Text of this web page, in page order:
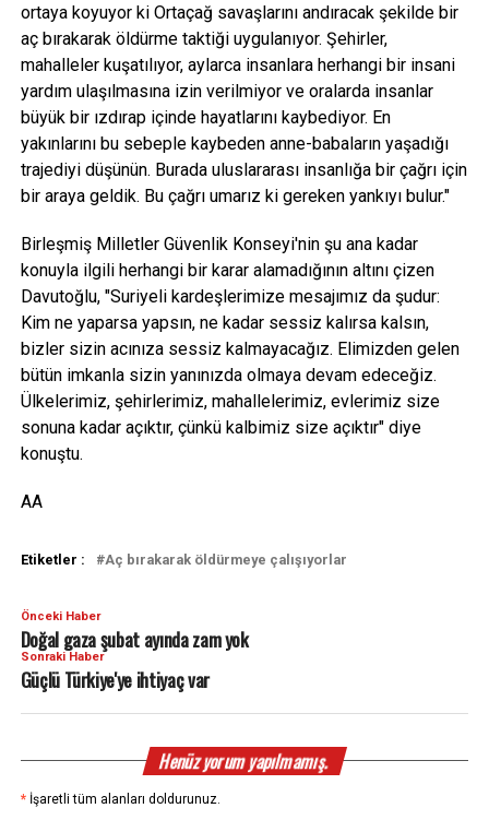
ortaya koyuyor ki Ortaçağ savaşlarını andıracak şekilde bir
aç bırakarak öldürme taktiği uygulanıyor. Şehirler,
mahalleler kuşatılıyor, aylarca insanlara herhangi bir insani
yardım ulaşılmasına izin verilmiyor ve oralarda insanlar
büyük bir ızdırap içinde hayatlarını kaybediyor. En
yakınlarını bu sebeple kaybeden anne-babaların yaşadığı
trajediyi düşünün. Burada uluslararası insanlığa bir çağrı için
bir araya geldik. Bu çağrı umarız ki gereken yankıyı bulur."
Birleşmiş Milletler Güvenlik Konseyi'nin şu ana kadar
konuyla ilgili herhangi bir karar alamadığının altını çizen
Davutoğlu, "Suriyeli kardeşlerimize mesajımız da şudur:
Kim ne yaparsa yapsın, ne kadar sessiz kalırsa kalsın,
bizler sizin acınıza sessiz kalmayacağız. Elimizden gelen
bütün imkanla sizin yanınızda olmaya devam edeceğiz.
Ülkelerimiz, şehirlerimiz, mahallelerimiz, evlerimiz size
sonuna kadar açıktır, çünkü kalbimiz size açıktır" diye
konuştu.
AA
Etiketler : Aç bırakarak öldürmeye çalışıyorlar
Önceki Haber
Doğal gaza şubat ayında zam yok
Sonraki Haber
Güçlü Türkiye'ye ihtiyaç var
Henüz yorum yapılmamış.
* İşaretli tüm alanları doldurunuz.